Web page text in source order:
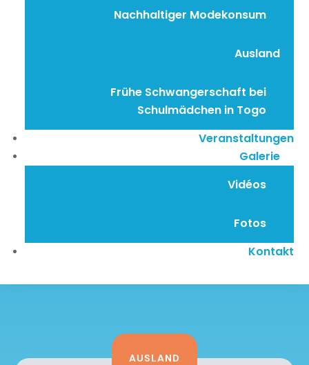
Nachhaltiger Modekonsum
Ausland
Frühe Schwangerschaft bei
Schulmädchen in Togo
Veranstaltungen
Galerie
Vidéos
Fotos
Kontakt
AUSLAND